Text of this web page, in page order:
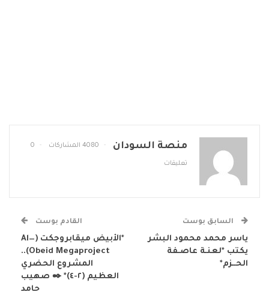
منصة السودان 4080 المشاركات 0
تعليقات
السابق بوست
ياسر محمد محمود البشر
يكتب *لعنـة عاصـفة
الحــزم*
القادم بوست
*الأبيض ميقابروجكت (Al—
Obeid Megaproject)..
المشروع الحضري
العظيم (٢-٤)* ✒️ صهيب
حامد